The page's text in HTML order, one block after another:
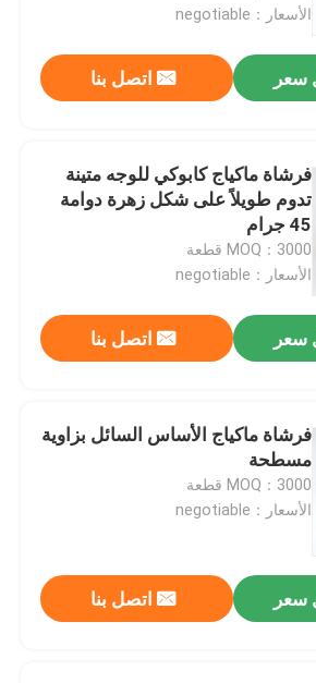
الأسعار：negotiable
سعر اتصل بنا
فرشاة ماكياج كابوكي للوجه متينة
تدوم طويلاً على شكل زهرة دوامة
45 جرام
MOQ：3000 قطعة
الأسعار：negotiable
سعر اتصل بنا
فرشاة ماكياج الأساس السائل بزاوية
مسطحة
MOQ：3000 قطعة
الأسعار：negotiable
سعر اتصل بنا